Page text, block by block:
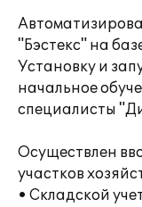
"Бэстекс" на
Установку и
начальное
специалисты
Осуществлен
участков
• Складской